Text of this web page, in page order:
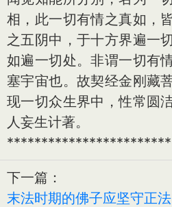
相，此一切有情之真如，
之五阴中，于十方界遍一
如遍一切处。非谓一切有
塞宇宙也。故契经金刚藏
现一切众生界中，性常圆
人妄生计著。
下一篇：
末法时期的佛子应坚守正